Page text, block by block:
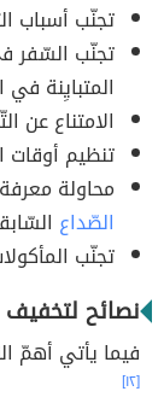
تجنّب أسباب
تجنّب السّفر
المتبايِنة في
الامتناع عن
تنظيم أوقات
محاولة
الصّداع
تجنّب
نصائح لتخفيف
فيما يأتي أهمّ
[١٢]